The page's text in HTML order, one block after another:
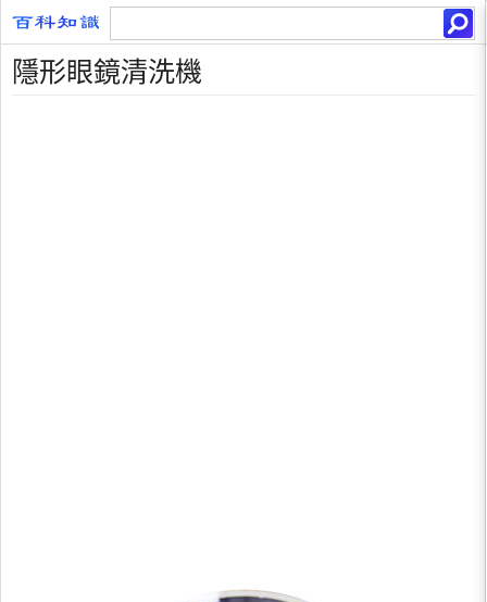
隱形眼鏡清洗機